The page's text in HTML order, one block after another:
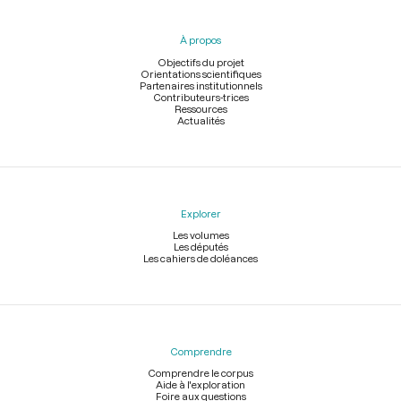
À propos
Objectifs du projet
Orientations scientifiques
Partenaires institutionnels
Contributeurs-trices
Ressources
Actualités
Explorer
Les volumes
Les députés
Les cahiers de doléances
Comprendre
Comprendre le corpus
Aide à l'exploration
Foire aux questions